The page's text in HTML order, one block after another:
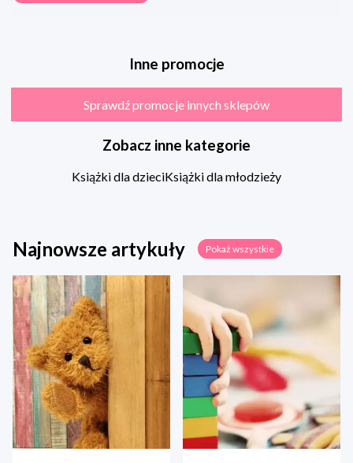
Inne promocje
Sprawdź promocje innych sklepów
Zobacz inne kategorie
Książki dla dzieciKsiążki dla młodzieży
Najnowsze artykuły Pokaż wszystkie